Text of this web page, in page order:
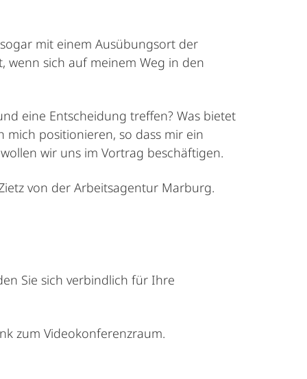
mit einem Ausübungsort der
wenn sich auf meinem Weg in den
eine Entscheidung treffen? Was bietet
positionieren, so dass mir ein
wir uns im Vortrag beschäftigen.
von der Arbeitsagentur Marburg.
Sie sich verbindlich für Ihre
zum Videokonferenzraum.